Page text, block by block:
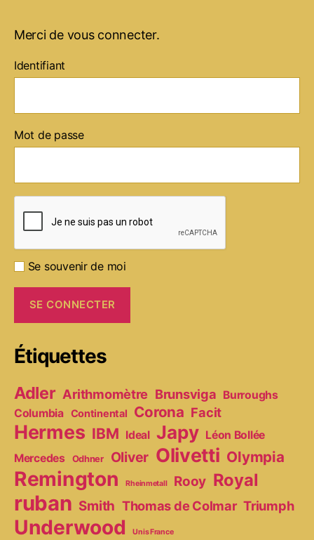
Merci de vous connecter.
Identifiant
Mot de passe
Se souvenir de moi
Étiquettes
Adler Arithmomètre Brunsviga Burroughs
Columbia Continental Corona Facit
Hermes IBM Ideal Japy Léon Bollée
Mercedes
Odhner Oliver Olivetti Olympia
Remington Rheinmetall Rooy Royal
ruban Smith Thomas de Colmar Triumph
Underwood Unis France